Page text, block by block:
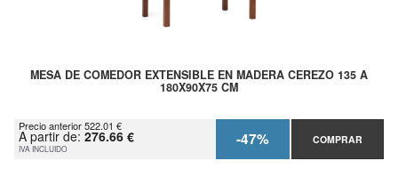
MESA DE COMEDOR EXTENSIBLE EN MADERA CEREZO 135 A
180X90X75 CM
Precio anterior 522.01 €
A partir de: 276.66 €
IVA INCLUIDO -47% COMPRAR